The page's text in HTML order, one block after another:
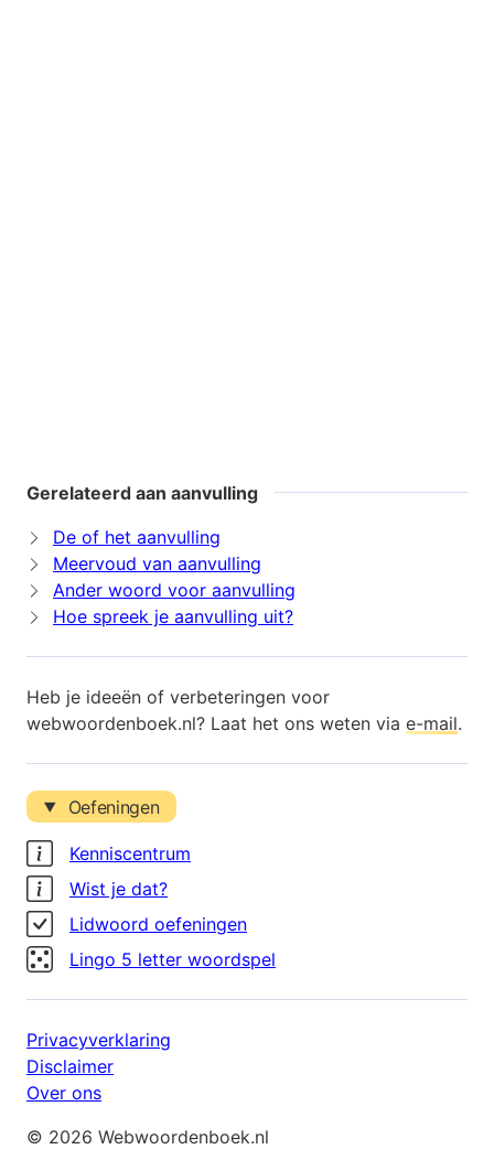
Gerelateerd aan aanvulling
De of het aanvulling
Meervoud van aanvulling
Ander woord voor aanvulling
Hoe spreek je aanvulling uit?
Heb je ideeën of verbeteringen voor
webwoordenboek.nl? Laat het ons weten via e-mail.
Oefeningen
Kenniscentrum
Wist je dat?
Lidwoord oefeningen
Lingo 5 letter woordspel
Privacyverklaring
Disclaimer
Over ons
© 2026 Webwoordenboek.nl